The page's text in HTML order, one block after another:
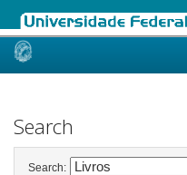
Skip
Search
Search: